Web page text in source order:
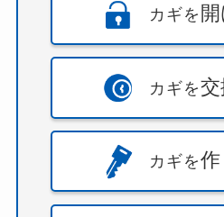
カギを
カギを
カギを